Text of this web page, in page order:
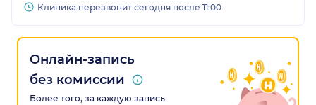
Клиника перезвонит сегодня после 11:00
Онлайн-запись
без комиссии
Более того, за каждую запись